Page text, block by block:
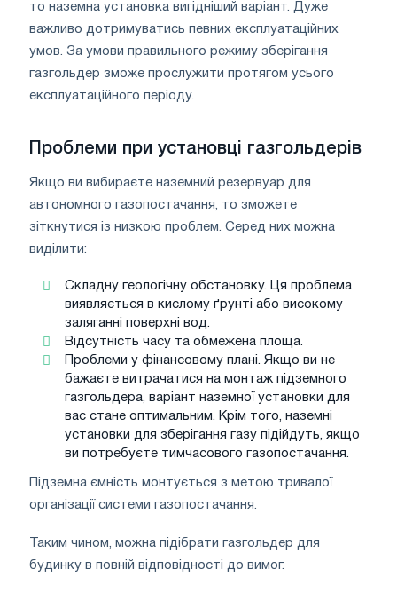
то наземна установка вигідніший варіант. Дуже
важливо дотримуватись певних експлуатаційних
умов. За умови правильного режиму зберігання
газгольдер зможе прослужити протягом усього
експлуатаційного періоду.
Проблеми при установці газгольдерів
Якщо ви вибираєте наземний резервуар для
автономного газопостачання, то зможете
зіткнутися із низкою проблем. Серед них можна
виділити:
Складну геологічну обстановку. Ця проблема
виявляється в кислому ґрунті або високому
заляганні поверхні вод.
Відсутність часу та обмежена площа.
Проблеми у фінансовому плані. Якщо ви не
бажаєте витрачатися на монтаж підземного
газгольдера, варіант наземної установки для
вас стане оптимальним. Крім того, наземні
установки для зберігання газу підійдуть, якщо
ви потребуєте тимчасового газопостачання.
Підземна ємність монтується з метою тривалої
організації системи газопостачання.
Таким чином, можна підібрати газгольдер для
будинку в повній відповідності до вимог.